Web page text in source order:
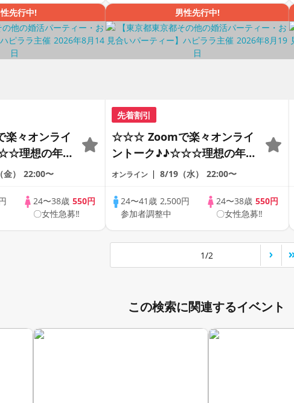
PARTY!!
先行中!
々オンライ
理想の年の
・・素敵な
ン婚活☆全国
会進行あり♪♪
） 22:00〜
24〜38歳 550円
〇女性急募‼
男性先行中!
先着割引
☆☆☆ Zoomで楽々オンライ
ントーク♪♪☆☆☆理想の年の
差♪♪ そろそろ・・・素敵な
アルなオンライン婚活☆全国
の方が対象☆司会進行あり♪♪
オンライン 8/19（水） 22:00〜
24〜41歳 2,500円
参加者調整中
24〜38歳550円
〇女性急募‼
1/2
この検索に関連するイベント